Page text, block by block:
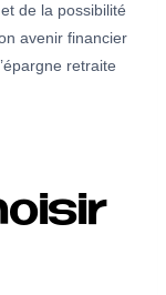
de la possibilité
avenir financier
retraite